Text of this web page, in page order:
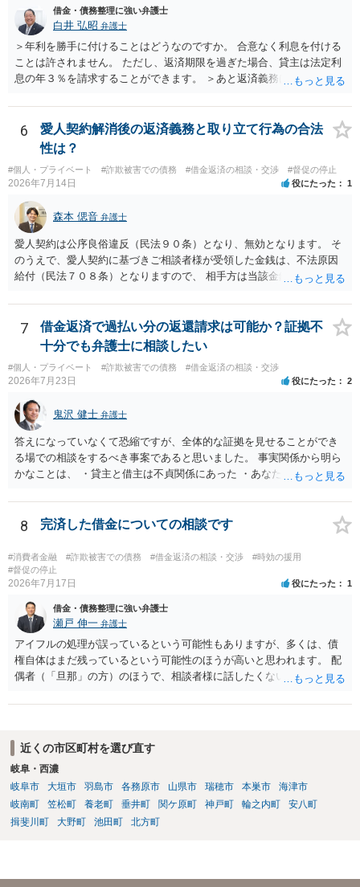
はありますか？ そこはあり得ます、ただ、弁護士費用かけるならその
分賠償に回すことも考えられるので、 兼ね合いは考えてみましょう。
借金・債務整理に強い弁護士
白井 弘昭 弁護士
＞年利を勝手に付けることはどうなのですか。 合意なく利息を付ける
ことは許されません。 ただし、返済期限を過ぎた場合、貸主は法定利
息の年３％を請求することができます。 ＞あと返済義務はありますか
りたお金は返さなければいけませんし、勝手につけた利息は返済不要
です。 以上、ご参考まで。
6
愛人契約解消後の返済義務と取り立て行為の合法
性は？
#個人・プライベート #詐欺被害での債務 #借金返済の相談・交渉 #督促の停止
2026年7月14日 役にたった 1
森本 偲音 弁護士
愛人契約は公序良俗違反（民法９０条）となり、無効となります。 そ
のうえで、愛人契約に基づきご相談者様が受領した金銭は、不法原因
給付（民法７０８条）となりますので、 相手方は当該金銭の返還請求
7
借金返済で過払い分の返還請求は可能か？証拠不
十分でも弁護士に相談したい
#個人・プライベート #詐欺被害での債務 #借金返済の相談・交渉
2026年7月23日 役にたった 2
鬼沢 健士 弁護士
答えになっていなくて恐縮ですが、全体的な証拠を見せることができ
る場での相談をするべき事案であると思いました。 事実関係から明ら
かなことは、 ・貸主と借主は不貞関係にあった ・あなたから相手に金
想されるのは、 ・もらったものだ ・貸したかもしれないが、不法原因
給付ではない でしょう。 書かれた情報だけからは、不法原因給付であ
るといえそうなものはありませんでした。 不貞当事者間での貸金だか
らといって不法原因給付になるわけではありません。 あなたが性行為
をしたくてお金を払ってお願いしていたという事情などが必要です。
8 完済した借金についての相談です
#消費者金融 #詐欺被害での債務 #借金返済の相談・交渉
#時効の援用
#督促の停止
2026年7月17日 役にたった 1
借金・債務整理に強い弁護士
瀬戸 伸一 弁護士
アイフルの処理が誤っているという可能性もありますが、多くは、債
権自体はまだ残っているという可能性のほうが高いと思われます。 配
偶者（「旦那」の方）のほうで、相談者様に話したくない事情等もあ
援用という方法も取れる可能性があるため、御主人に法律事務所に相
せない事情もあるかもしれないのでおひとりで行ってもらうほうがい
いかもしれません。 配偶者の債務がある状態で配偶者が亡くなると債
務を相談者様が相続するという状態になる（相続放棄などの亡くなっ
てからの方法もありますが）ため、相談者様にも関係することだとし
て相談にいくようにお話してみてはどうでしょうか。
近くの市区町村を選び直す
岐阜・西濃
岐阜市
大垣市 羽島市 各務原市 山県市 瑞穂市 本巣市
海津市
岐南町
笠松町 養老町 垂井町 関ケ原町 神戸町 輪之内町
安八町
揖斐川町
大野町 池田町 北方町